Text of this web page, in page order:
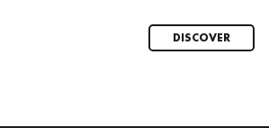
DISCOVER